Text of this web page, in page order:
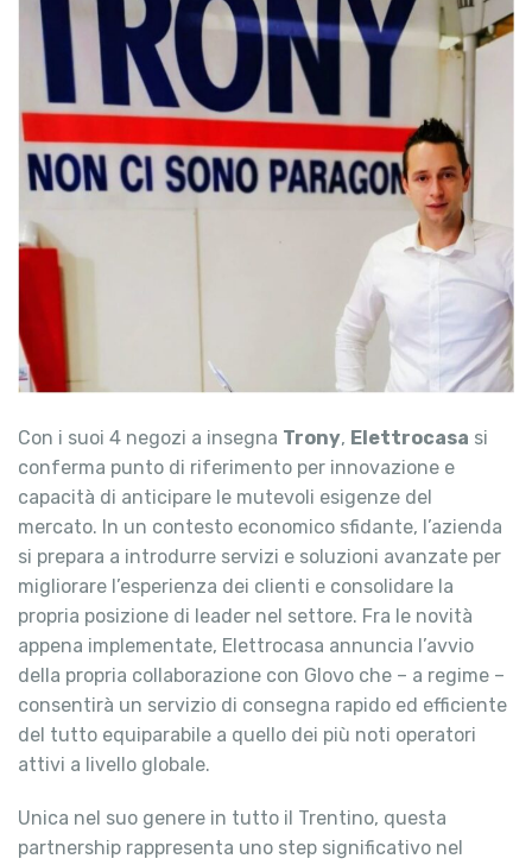
Con i suoi 4 negozi a insegna Trony, Elettrocasa si
conferma punto di riferimento per innovazione e
capacità di anticipare le mutevoli esigenze del
mercato. In un contesto economico sfidante, l’azienda
si prepara a introdurre servizi e soluzioni avanzate per
migliorare l’esperienza dei clienti e consolidare la
propria posizione di leader nel settore. Fra le novità
appena implementate, Elettrocasa annuncia l’avvio
della propria collaborazione con Glovo che – a regime –
consentirà un servizio di consegna rapido ed efficiente
del tutto equiparabile a quello dei più noti operatori
attivi a livello globale.
Unica nel suo genere in tutto il Trentino, questa
partnership rappresenta uno step significativo nel